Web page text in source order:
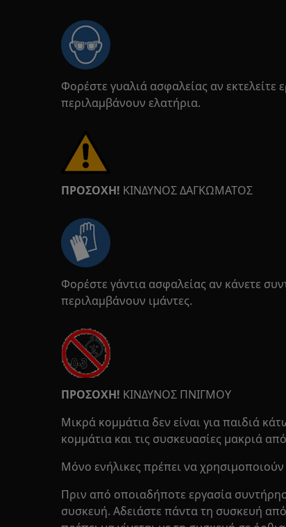
Φορέστε γυαλιά ασφαλείας αν
περιλαμβάνουν ελατήρια.
ΠΡΟΣΟΧΗ! ΚΙΝΔΥΝΟΣ ΔΑΓΚΩΜΑΤΟΣ
Φορέστε γάντια ασφαλείας αν κάνετε
περιλαμβάνουν ιμάντες.
ΠΡΟΣΟΧΗ! ΚΙΝΔΥΝΟΣ ΠΝΙΓΜΟΥ
Μικρά κομμάτια δεν είναι για παιδιά
κομμάτια και τις συσκευασίες μακριά
Μόνο ενήλικες πρέπει να
Πριν από οποιαδήποτε εργασία
συσκευή. Αδειάστε πάντα τη συσκευή